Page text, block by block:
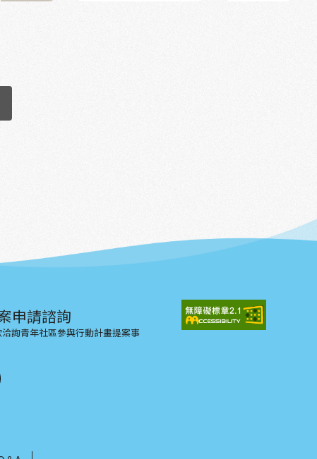
申請諮詢
詢青年社區參與行動計畫提案事